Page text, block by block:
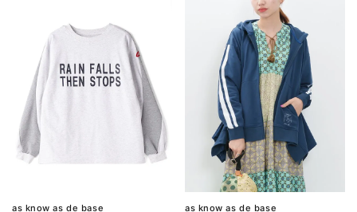
as know as de base as know as de base